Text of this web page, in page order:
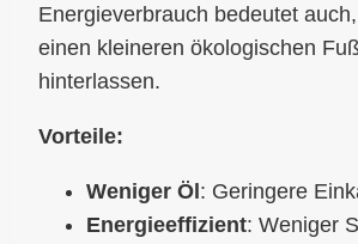
Energieverbrauch bedeutet
einen kleineren ökologischen
hinterlassen.
Vorteile:
Weniger Öl: Geringere
Energieeffizient: Weniger